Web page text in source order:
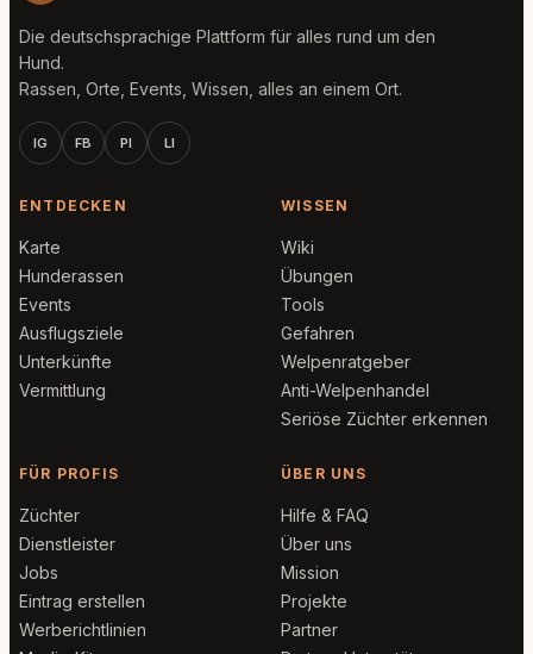
Die deutschsprachige Plattform für alles rund um den
Hund.
Rassen, Orte, Events, Wissen, alles an einem Ort.
IG FB PI LI
ENTDECKEN
Karte
Hunderassen
Events
Ausflugsziele
Unterkünfte
Vermittlung
WISSEN
Wiki
Übungen
Tools
Gefahren
Welpenratgeber
Anti-Welpenhandel
Seriöse Züchter erkennen
FÜR PROFIS
Züchter
Dienstleister
Jobs
Eintrag erstellen
Werberichtlinien
ÜBER UNS
Hilfe & FAQ
Über uns
Mission
Projekte
Partner